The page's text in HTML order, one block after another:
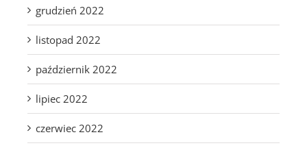
grudzień 2022
listopad 2022
październik 2022
lipiec 2022
czerwiec 2022